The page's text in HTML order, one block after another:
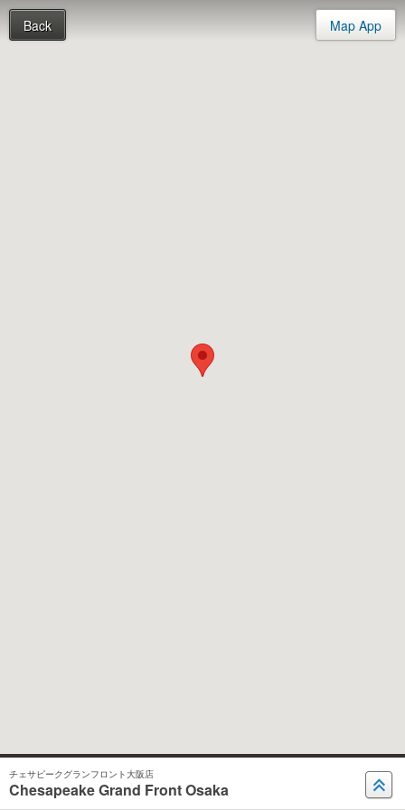
Back Map App
チェサピークグランフロント大阪店
Chesapeake Grand Front Osaka